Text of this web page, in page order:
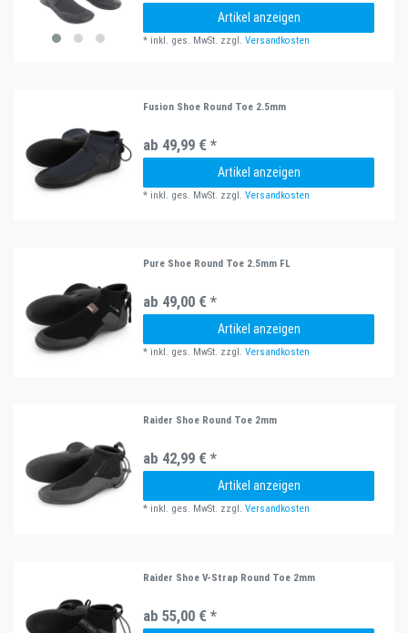
Artikel anzeigen
* inkl. ges. MwSt. zzgl.Versandkosten
Fusion Shoe Round Toe 2.5mm
ab 49,99 € *
Artikel anzeigen
* inkl. ges. MwSt. zzgl.Versandkosten
Pure Shoe Round Toe 2.5mm FL
ab 49,00 € *
Artikel anzeigen
* inkl. ges. MwSt. zzgl.Versandkosten
Raider Shoe Round Toe 2mm
ab 42,99 € *
Artikel anzeigen
* inkl. ges. MwSt. zzgl.Versandkosten
Raider Shoe V-Strap Round Toe 2mm
ab 55,00 € *